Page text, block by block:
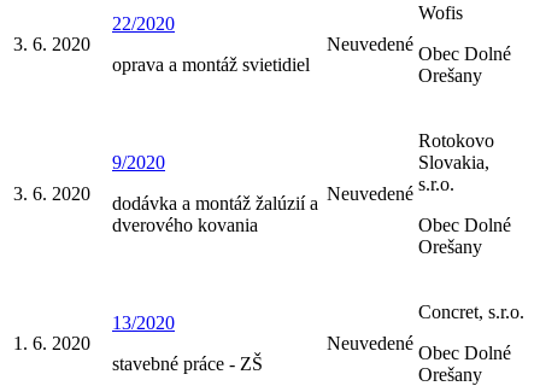
3. 6. 2020
22/2020
oprava a montáž svietidiel
Neuvedené
Wofis
Obec Dolné
Orešany
3. 6. 2020
9/2020
dodávka a montáž žalúzií a
dverového kovania
Neuvedené
Rotokovo
Slovakia,
s.r.o.
Obec Dolné
Orešany
1. 6. 2020
13/2020
stavebné práce - ZŠ
Neuvedené
Concret, s.r.o.
Obec Dolné
Orešany